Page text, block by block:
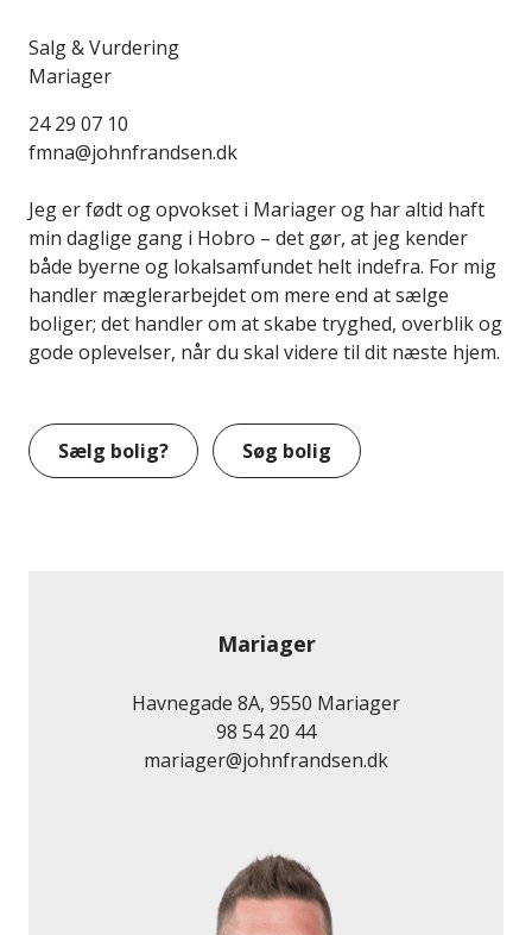
Salg & Vurdering
Mariager
24 29 07 10
fmna@johnfrandsen.dk
Jeg er født og opvokset i Mariager og har altid haft
min daglige gang i Hobro – det gør, at jeg kender
både byerne og lokalsamfundet helt indefra. For mig
handler mæglerarbejdet om mere end at sælge
boliger; det handler om at skabe tryghed, overblik og
gode oplevelser, når du skal videre til dit næste hjem.
Sælg bolig? Søg bolig
Mariager
Havnegade 8A, 9550 Mariager
98 54 20 44
mariager@johnfrandsen.dk